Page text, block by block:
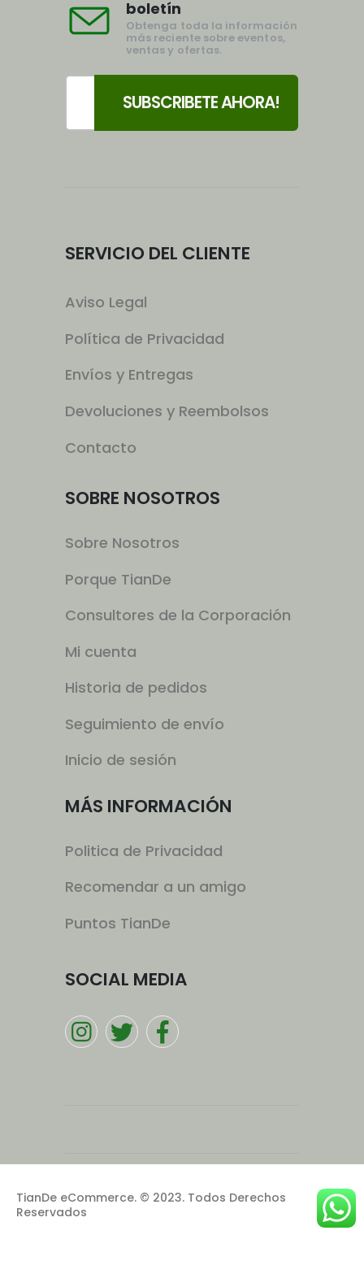
boletín
Obtenga toda la información
más reciente sobre eventos,
ventas y ofertas.
SERVICIO DEL CLIENTE
Aviso Legal
Política de Privacidad
Envíos y Entregas
Devoluciones y Reembolsos
Contacto
SOBRE NOSOTROS
Sobre Nosotros
Porque TianDe
Consultores de la Corporación
Mi cuenta
Historia de pedidos
Seguimiento de envío
Inicio de sesión
MÁS INFORMACIÓN
Politica de Privacidad
Recomendar a un amigo
Puntos TianDe
SOCIAL MEDIA
TianDe eCommerce. © 2023. Todos Derechos
Reservados